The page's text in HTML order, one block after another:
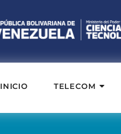
INICIO TELECOM